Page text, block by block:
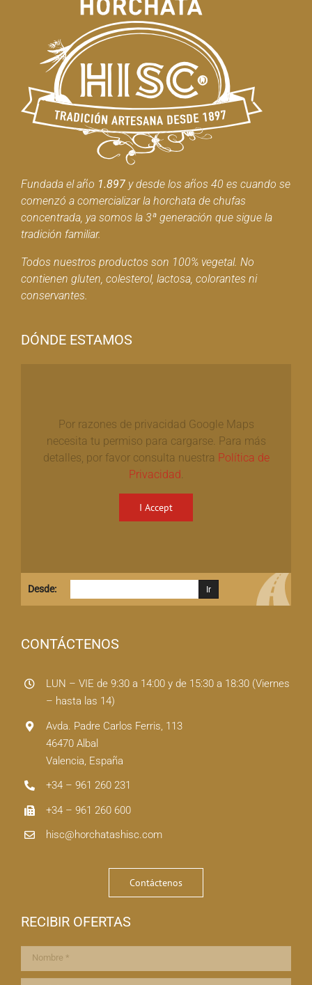
Fundada el año 1.897y desde los años 40 es cuando se
comenzó a comercializar la horchata de chufas
concentrada, ya somos la 3ª generación que sigue la
tradición familiar.
Todos nuestros productos son 100% vegetal. No
contienen gluten, colesterol, lactosa, colorantes ni
conservantes.
DÓNDE ESTAMOS
Por razones de privacidad Google Maps
necesita tu permiso para cargarse. Para más
detalles, por favor consulta nuestra Política de
Privacidad
I Accept
Desde:
CONTÁCTENOS
LUN – VIE de 9:30 a 14:00 y de 15:30 a 18:30 (Viernes
– hasta las 14)
Avda. Padre Carlos Ferris, 113
46470 Albal
Valencia, España
+34 – 961 260 231
+34 – 961 260 600
hisc@horchatashisc.com
Contáctenos
RECIBIR OFERTAS